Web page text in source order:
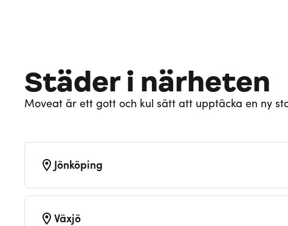
Städer i närheten
Moveat är ett gott och kul sätt att upptäcka en ny
Jönköping
Växjö